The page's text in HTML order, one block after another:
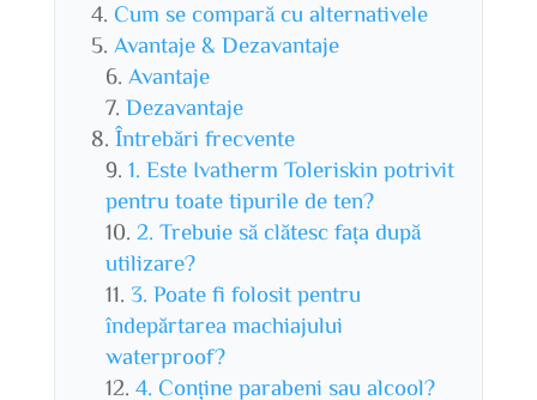
Cum se compară cu alternativele
Avantaje & Dezavantaje
Avantaje
Dezavantaje
Întrebări frecvente
1. Este Ivatherm Toleriskin potrivit
pentru toate tipurile de ten?
2. Trebuie să clătesc fața după
utilizare?
3. Poate fi folosit pentru
îndepărtarea machiajului
waterproof?
4. Conține parabeni sau alcool?